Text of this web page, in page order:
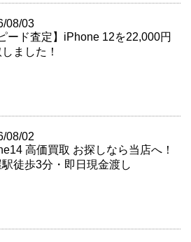
08/03
ード査定】iPhone 12を22,000円
ました！
08/02
高価買取 お探しなら当店へ！
徒歩3分・即日現金渡し